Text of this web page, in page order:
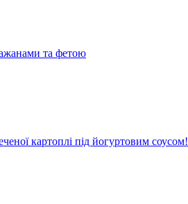
та фетою
картоплі під йогуртовим соусом!